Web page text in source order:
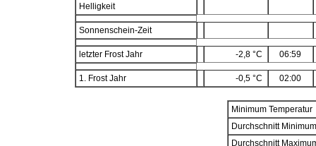
Helligkeit
Sonnenschein-Zeit
letzter Frost Jahr -2,8 °C 06:59
1. Frost Jahr -0,5 °C 02:00
Minimum Temperatur
Durchschnitt
Durchschnitt